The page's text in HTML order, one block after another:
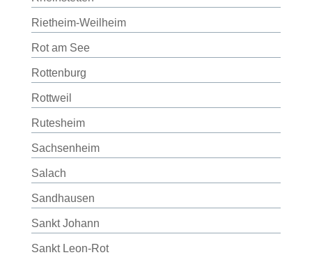
Rietheim-Weilheim
Rot am See
Rottenburg
Rottweil
Rutesheim
Sachsenheim
Salach
Sandhausen
Sankt Johann
Sankt Leon-Rot